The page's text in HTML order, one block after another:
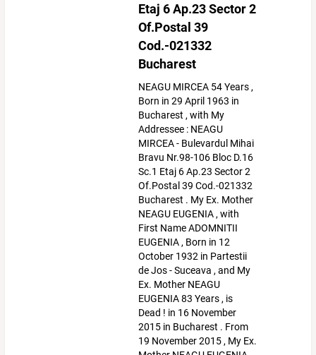
Etaj 6 Ap.23 Sector 2
Of.Postal 39
Cod.-021332
Bucharest
NEAGU MIRCEA 54 Years ,
Born in 29 April 1963 in
Bucharest , with My
Addressee : NEAGU
MIRCEA - Bulevardul Mihai
Bravu Nr.98-106 Bloc D.16
Sc.1 Etaj 6 Ap.23 Sector 2
Of.Postal 39 Cod.-021332
Bucharest . My Ex. Mother
NEAGU EUGENIA , with
First Name ADOMNITII
EUGENIA , Born in 12
October 1932 in Partestii
de Jos - Suceava , and My
Ex. Mother NEAGU
EUGENIA 83 Years , is
Dead ! in 16 November
2015 in Bucharest . From
19 November 2015 , My Ex.